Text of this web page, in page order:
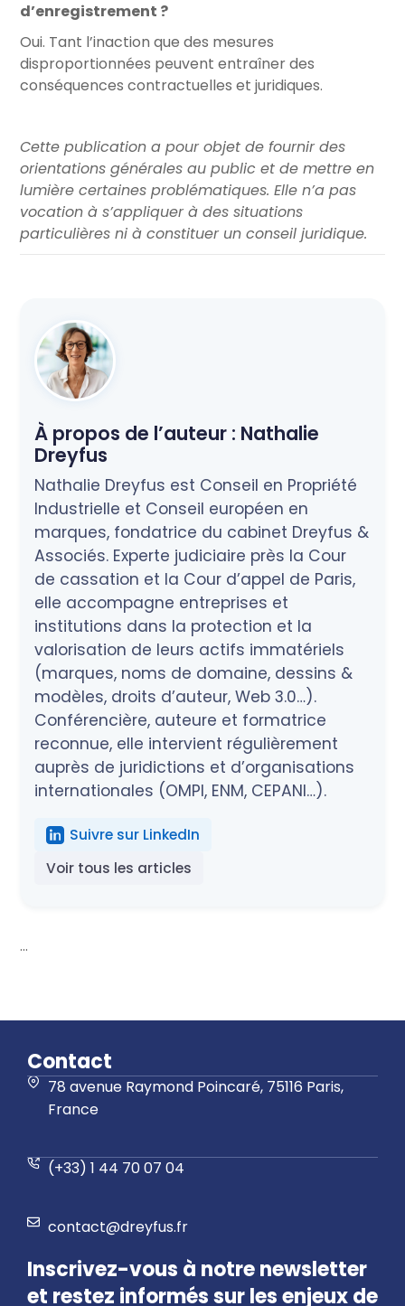
d’enregistrement ?
Oui. Tant l’inaction que des mesures
disproportionnées peuvent entraîner des
conséquences contractuelles et juridiques.
Cette publication a pour objet de fournir des
orientations générales au public et de mettre en
lumière certaines problématiques. Elle n’a pas
vocation à s’appliquer à des situations
particulières ni à constituer un conseil juridique.
À propos de l’auteur : Nathalie
Dreyfus
Nathalie Dreyfus est Conseil en Propriété
Industrielle et Conseil européen en
marques, fondatrice du cabinet Dreyfus &
Associés. Experte judiciaire près la Cour
de cassation et la Cour d’appel de Paris,
elle accompagne entreprises et
institutions dans la protection et la
valorisation de leurs actifs immatériels
(marques, noms de domaine, dessins &
modèles, droits d’auteur, Web 3.0…).
Conférencière, auteure et formatrice
reconnue, elle intervient régulièrement
auprès de juridictions et d’organisations
internationales (OMPI, ENM, CEPANI…).
Suivre sur LinkedIn
Voir tous les articles
...
Contact
78 avenue Raymond Poincaré, 75116 Paris,
France
(+33) 1 44 70 07 04
contact@dreyfus.fr
Inscrivez-vous à notre newsletter
et restez informés sur les enjeux de